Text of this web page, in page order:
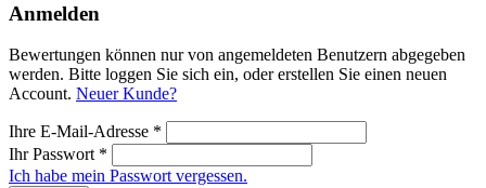
Anmelden
Bewertungen können nur von angemeldeten Benutzern abgegeben
werden. Bitte loggen Sie sich ein, oder erstellen Sie einen neuen
Account. Neuer Kunde?
Ihre E-Mail-Adresse *
Ihr Passwort *
Ich habe mein Passwort vergessen.